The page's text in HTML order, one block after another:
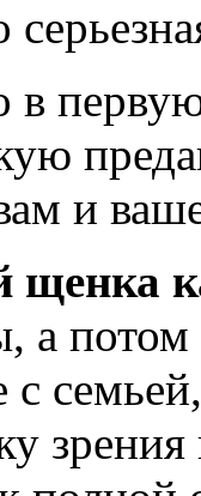
в
и
щенка
потом